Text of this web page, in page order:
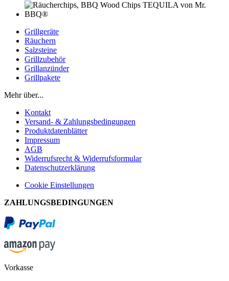
Grillgeräte
Räuchern
Salzsteine
Grillzubehör
Grillanzünder
Grillpakete
Mehr über...
Kontakt
Versand- & Zahlungsbedingungen
Produktdatenblätter
Impressum
AGB
Widerrufsrecht & Widerrufsformular
Datenschutzerklärung
Cookie Einstellungen
ZAHLUNGSBEDINGUNGEN
Vorkasse